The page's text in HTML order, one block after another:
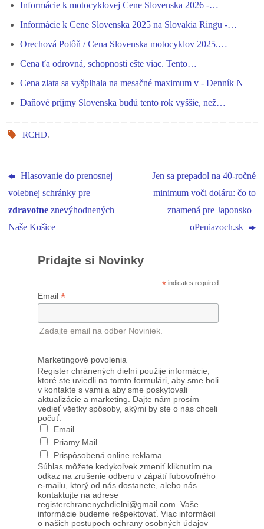
er pp m
Informácie k motocyklovej Cene Slovenska 2026 -…
Informácie k Cene Slovenska 2025 na Slovakia Ringu -…
Orechová Potôň / Cena Slovenska motocyklov 2025.…
Cena ťa odrovná, schopnosti ešte viac. Tento…
Cena zlata sa vyšplhala na mesačné maximum v - Denník N
Daňové príjmy Slovenska budú tento rok vyššie, než…
RCHD.
Hlasovanie do prenosnej
volebnej schránky pre
zdravotne znevýhodnených –
Naše Košice
Jen sa prepadol na 40‑ročné
minimum voči doláru: čo to
znamená pre Japonsko |
oPeniazoch.sk
Pridajte si Novinky
* indicates required
Email *
Zadajte email na odber Noviniek.
Marketingové povolenia
Register chránených dielní použije informácie,
ktoré ste uviedli na tomto formulári, aby sme boli
v kontakte s vami a aby sme poskytovali
aktualizácie a marketing. Dajte nám prosím
vedieť všetky spôsoby, akými by ste o nás chceli
počuť:
Email
Priamy Mail
Prispôsobená online reklama
Súhlas môžete kedykoľvek zmeniť kliknutím na
odkaz na zrušenie odberu v zápätí ľubovoľného
e-mailu, ktorý od nás dostanete, alebo nás
kontaktujte na adrese
registerchranenychdielni@gmail.com. Vaše
informácie budeme rešpektovať. Viac informácií
o našich postupoch ochrany osobných údajov